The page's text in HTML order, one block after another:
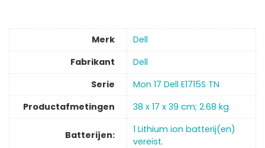
Merk
‎Dell
Fabrikant
‎Dell
Serie
‎Mon 17 Dell E1715S TN
Productafmetingen
‎38 x 17 x 39 cm; 2.68 kg
Batterijen:
‎1 Lithium ion batterij(en)
vereist.